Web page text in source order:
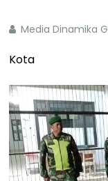
Media Dinamika
Kota